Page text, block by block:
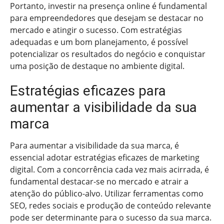
Portanto, investir na presença online é fundamental
para empreendedores que desejam se destacar no
mercado e atingir o sucesso. Com estratégias
adequadas e um bom planejamento, é possível
potencializar os resultados do negócio e conquistar
uma posição de destaque no ambiente digital.
Estratégias eficazes para
aumentar a visibilidade da sua
marca
Para aumentar a visibilidade da sua marca, é
essencial adotar estratégias eficazes de marketing
digital. Com a concorrência cada vez mais acirrada, é
fundamental destacar-se no mercado e atrair a
atenção do público-alvo. Utilizar ferramentas como
SEO, redes sociais e produção de conteúdo relevante
pode ser determinante para o sucesso da sua marca.